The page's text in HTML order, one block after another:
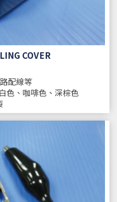
COVER
配線等
色、咖啡色、深棕色